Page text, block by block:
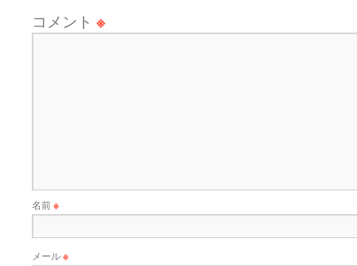
コメント ※
名前※
メール※